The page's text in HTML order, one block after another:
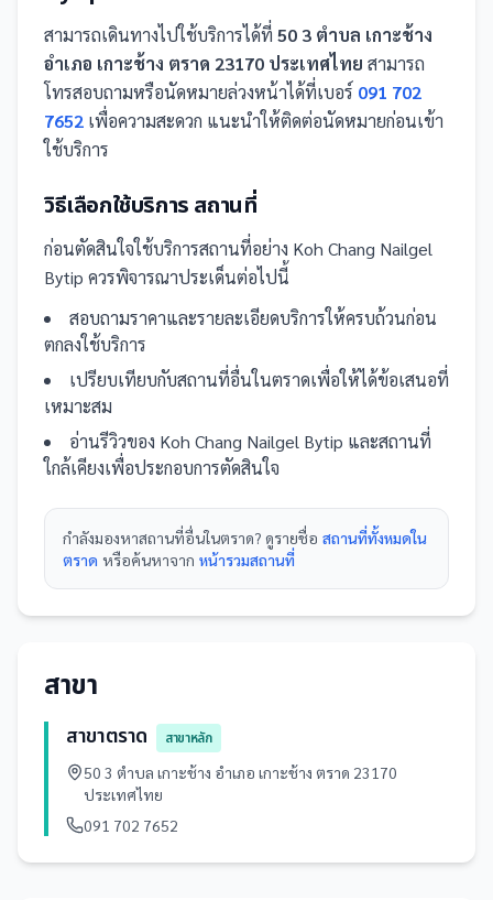
สามารถเดินทางไปใช้บริการได้ที่ 50 3 ตำบล เกาะช้าง
อำเภอ เกาะช้าง ตราด 23170 ประเทศไทย สามารถ
โทรสอบถามหรือนัดหมายล่วงหน้าได้ที่เบอร์ 091 702
7652 เพื่อความสะดวก แนะนำให้ติดต่อนัดหมายก่อนเข้า
ใช้บริการ
วิธีเลือกใช้บริการ สถานที่
ก่อนตัดสินใจใช้บริการสถานที่อย่าง Koh Chang Nailgel
Bytip ควรพิจารณาประเด็นต่อไปนี้
สอบถามราคาและรายละเอียดบริการให้ครบถ้วนก่อน
ตกลงใช้บริการ
เปรียบเทียบกับสถานที่อื่นในตราดเพื่อให้ได้ข้อเสนอที่
เหมาะสม
อ่านรีวิวของ Koh Chang Nailgel Bytip และสถานที่
ใกล้เคียงเพื่อประกอบการตัดสินใจ
กำลังมองหาสถานที่อื่นในตราด? ดูรายชื่อ สถานที่ทั้งหมดใน
ตราด หรือค้นหาจาก หน้ารวมสถานที่
สาขา
สาขาตราด
สาขาหลัก
50 3 ตำบล เกาะช้าง อำเภอ เกาะช้าง ตราด 23170
ประเทศไทย
091 702 7652